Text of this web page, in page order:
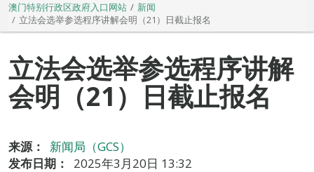
澳门特别行政区政府入口网站
新闻
立法会选举参选程序讲解会明（21）日截止报名
立法会选举参选程序讲解
会明（21）日截止报名
来源：
新闻局（GCS）
发布日期：
2025年3月20日 13:32